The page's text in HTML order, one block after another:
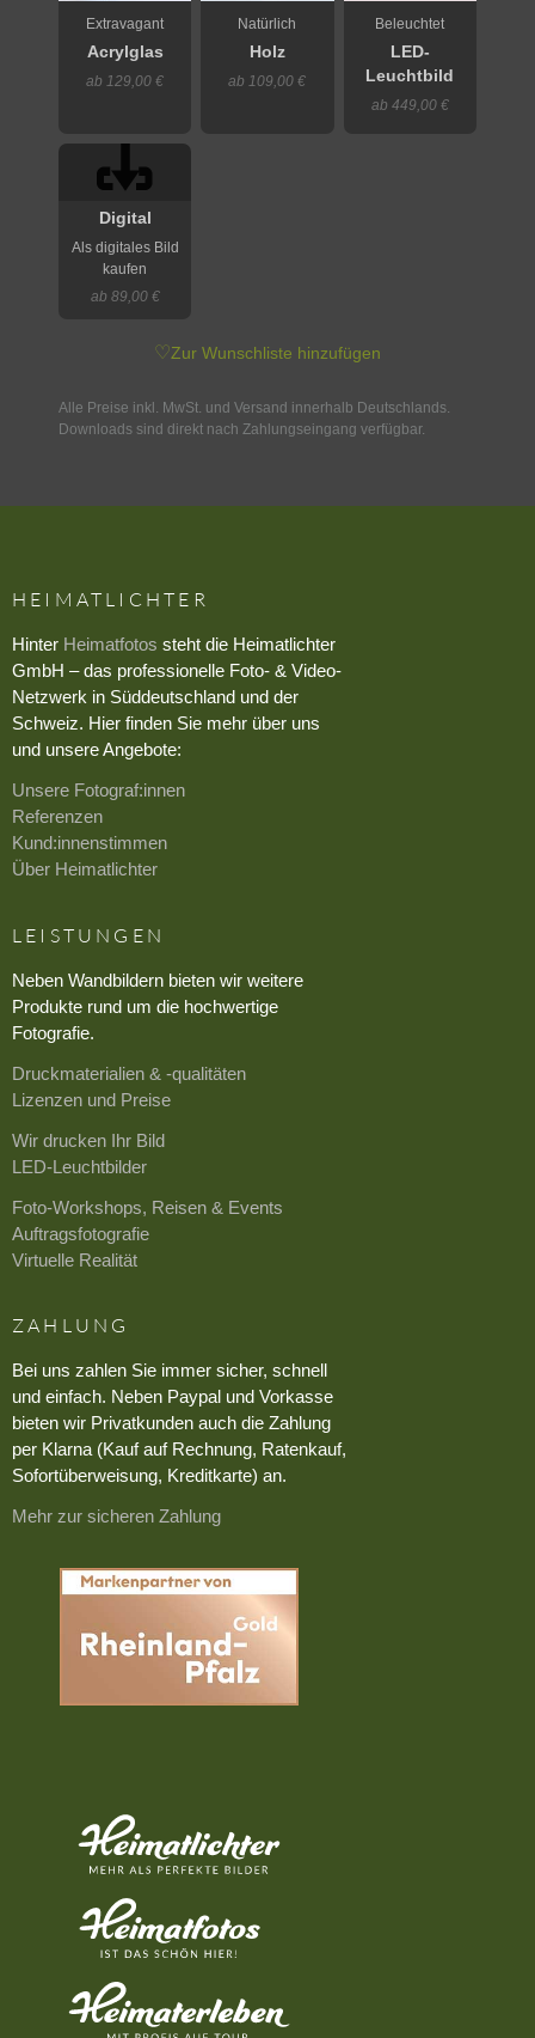
Extravagant
Acrylglas
ab 129,00 €
Natürlich
Holz
ab 109,00 €
Beleuchtet
LED-
Leuchtbild
ab 449,00 €
Digital
Als digitales Bild
kaufen
ab 89,00 €
♡Zur Wunschliste hinzufügen
Alle Preise inkl. MwSt. und Versand innerhalb Deutschlands.
Downloads sind direkt nach Zahlungseingang verfügbar.
HEIMATLICHTER
Hinter Heimatfotos steht die Heimatlichter
GmbH – das professionelle Foto- & Video-
Netzwerk in Süddeutschland und der
Schweiz. Hier finden Sie mehr über uns
und unsere Angebote:
Unsere Fotograf:innen
Referenzen
Kund:innenstimmen
Über Heimatlichter
LEISTUNGEN
Neben Wandbildern bieten wir weitere
Produkte rund um die hochwertige
Fotografie.
Druckmaterialien & -qualitäten
Lizenzen und Preise
Wir drucken Ihr Bild
LED-Leuchtbilder
Foto-Workshops, Reisen & Events
Auftragsfotografie
Virtuelle Realität
ZAHLUNG
Bei uns zahlen Sie immer sicher, schnell
und einfach. Neben Paypal und Vorkasse
bieten wir Privatkunden auch die Zahlung
per Klarna (Kauf auf Rechnung, Ratenkauf,
Sofortüberweisung, Kreditkarte) an.
Mehr zur sicheren Zahlung